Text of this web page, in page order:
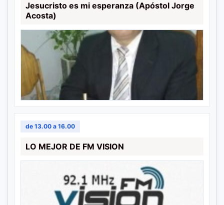
Jesucristo es mi esperanza (Apóstol Jorge
Acosta)
de 13.00 a 16.00
LO MEJOR DE FM VISION